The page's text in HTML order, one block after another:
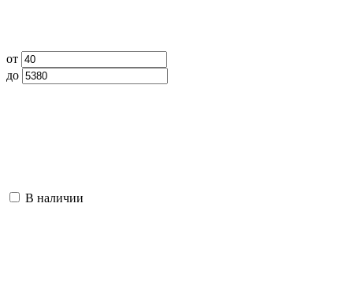
от
до
В наличии